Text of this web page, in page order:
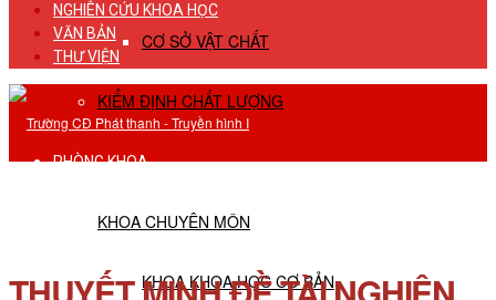
CƠ SỞ VẬT CHẤT
KIỂM ĐỊNH CHẤT LƯỢNG
PHÒNG KHOA
KHOA CHUYÊN MÔN
KHOA KHOA HỌC CƠ BẢN
NGHIÊN CỨU KHOA HỌC
VĂN BẢN
THƯ VIỆN